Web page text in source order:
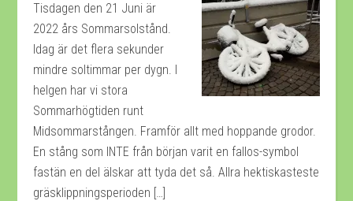
Tisdagen den 21 Juni är
2022 års Sommarsolstånd.
Idag är det flera sekunder
mindre soltimmar per dygn. I
helgen har vi stora
Sommarhögtiden runt
Midsommarstången. Framför allt med hoppande grodor.
En stång som INTE från början varit en fallos-symbol
fastän en del älskar att tyda det så. Allra hektiskasteste
gräsklippningsperioden […]